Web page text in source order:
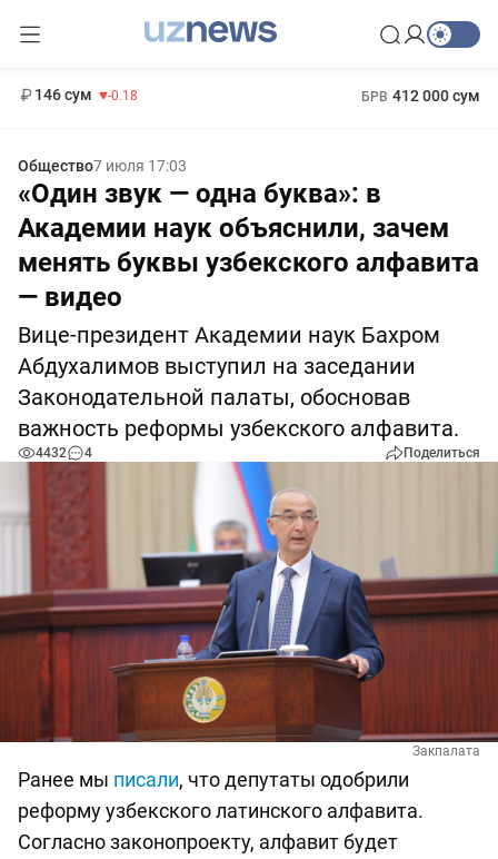
146 сум -0.18 БРВ 412 000 сум
Общество7 июля 17:03
«Один звук — одна буква»: в
Академии наук объяснили, зачем
менять буквы узбекского алфавита
— видео
Вице-президент Академии наук Бахром
Абдухалимов выступил на заседании
Законодательной палаты, обосновав
важность реформы узбекского алфавита.
4432 4 Поделиться
Закпалата
Ранее мы писали, что депутаты одобрили
реформу узбекского латинского алфавита.
Согласно законопроекту, алфавит будет